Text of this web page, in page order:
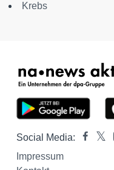
Krebs
Social Media:
Impressum